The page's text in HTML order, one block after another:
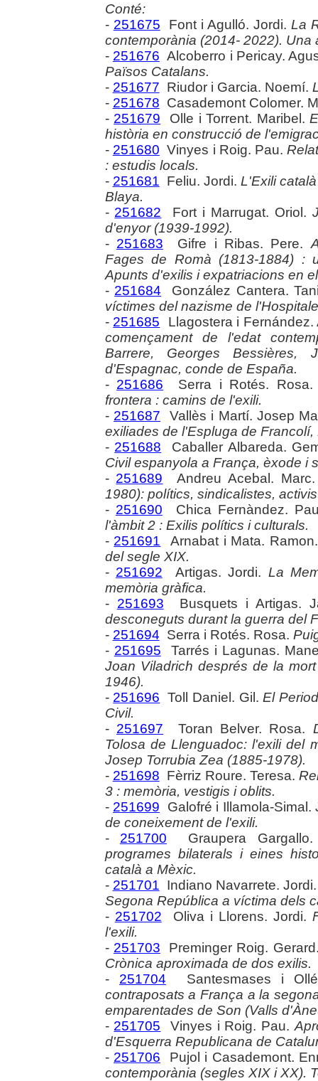
Conté:
- 251675 Font i Agulló. Jordi.La
contemporània (2014- 2022). Una
- 251676 Alcoberro i Pericay.
Països Catalans.
- 251677 Riudor i Garcia. Noemí.
- 251678 Casademont Colomer.
- 251679 Olle i Torrent. Maribel.
història en construcció de
- 251680 Vinyes i Roig. Pau.
: estudis locals.
- 251681 Feliu. Jordi. L'Exili
Blaya.
- 251682 Fort i Marrugat. Oriol.
d'enyor (1939-1992).
- 251683 Gifre i Ribas. Pere.
Fages de Romà (1813-1884) :
Apunts d'exilis i expatriacions en
- 251684 González Cantera.
víctimes del nazisme de
- 251685 Llagostera i
començament de l'edat
Barrere, Georges
d'Espagnac, conde de España.
- 251686 Serra i Rotés.
frontera : camins de l'exili.
- 251687 Vallès i Martí. Josep
exiliades de l'Espluga de Francolí,
- 251688 Caballer Albareda.
Civil espanyola a França, èxode i
- 251689 Andreu Acebal.
1980): polítics, sindicalistes,
- 251690 Chica Fernàndez.
l'àmbit 2 : Exilis polítics i culturals.
- 251691 Arnabat i Mata.
del segle XIX.
- 251692 Artigas. Jordi. La
memòria gràfica.
- 251693 Busquets i Artigas.
desconeguts durant la guerra del
- 251694 Serra i Rotés. Rosa.
- 251695 Tarrés i Lagunas.
Joan Viladrich després de la
1946).
- 251696 Toll Daniel. Gil.El
Civil.
- 251697 Toran Belver. Rosa.
Tolosa de Llenguadoc: l'exili del
Josep Torrubia Zea (1885-1978).
- 251698 Fèrriz Roure. Teresa.
3 : memòria, vestigis i oblits.
- 251699 Galofré i Illamola-Simal.
de coneixement de l'exili.
- 251700 Graupera
programes bilaterals i eines
català a Mèxic.
- 251701 Indiano Navarrete.
Segona República a víctima dels
- 251702 Oliva i Llorens. Jordi.
l'exili.
- 251703 Preminger Roig.
Crònica aproximada de dos exilis.
- 251704 Santesmases i
contraposats a França a la
emparentades de Son (Valls
- 251705 Vinyes i Roig. Pau.
d'Esquerra Republicana de
- 251706 Pujol i Casademont.
contemporània (segles XIX i XX).